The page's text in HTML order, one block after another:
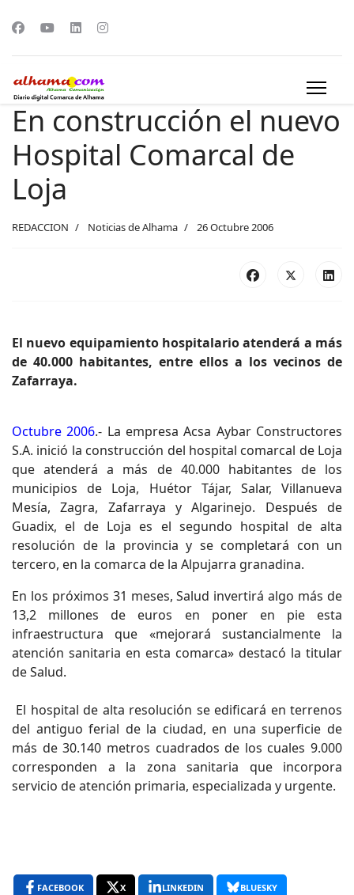
En construcción el nuevo
Hospital Comarcal de
Loja
REDACCION Noticias de Alhama 26 Octubre 2006
El nuevo equipamiento hospitalario atenderá a más
de 40.000 habitantes, entre ellos a los vecinos de
Zafarraya.
Octubre 2006.- La empresa Acsa Aybar Constructores
S.A. inició la construcción del hospital comarcal de Loja
que atenderá a más de 40.000 habitantes de los
municipios de Loja, Huétor Tájar, Salar, Villanueva
Mesía, Zagra, Zafarraya y Algarinejo. Después de
Guadix, el de Loja es el segundo hospital de alta
resolución de la provincia y se completará con un
tercero, en la comarca de la Alpujarra granadina.
En los próximos 31 meses, Salud invertirá algo más de
13,2 millones de euros en poner en pie esta
infraestructura que «mejorará sustancialmente la
atención sanitaria en esta comarca» destacó la titular
de Salud.
El hospital de alta resolución se edificará en terrenos
del antiguo ferial de la ciudad, en una superficie de
más de 30.140 metros cuadrados de los cuales 9.000
corresponden a la zona sanitaria que incorpora
servicio de atención primaria, especializada y urgente.
FACEBOOK X LINKEDIN BLUESKY